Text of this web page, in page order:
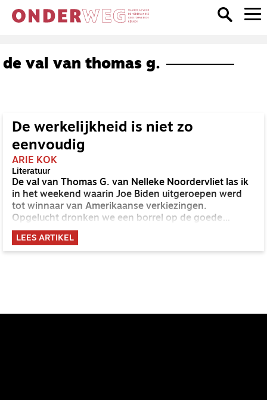
de val van thomas g.
De werkelijkheid is niet zo
eenvoudig
ARIE KOK
Literatuur
De val van Thomas G. van Nelleke Noordervliet las ik
in het weekend waarin Joe Biden uitgeroepen werd
tot winnaar van Amerikaanse verkiezingen.
Opgelucht dronken we een borrel op de goede
afloop. Toch zeurde er een stemmetje op de
achtergrond: Trump is dan wel verslagen, maar het
Trumpisme nog niet. Het gevoel van mensen dat ze
LEES ARTIKEL